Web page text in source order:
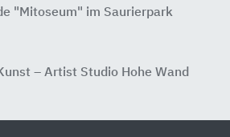
"Mitoseum" im Saurierpark
– Artist Studio Hohe Wand